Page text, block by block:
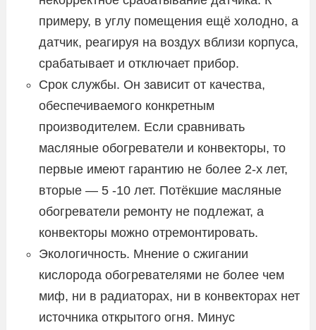
примеру, в углу помещения ещё холодно, а
датчик, реагируя на воздух вблизи корпуса,
срабатывает и отключает прибор.
Срок службы. Он зависит от качества,
обеспечиваемого конкретным
производителем. Если сравнивать
масляные обогреватели и конвекторы, то
первые имеют гарантию не более 2-х лет,
вторые — 5 -10 лет. Потёкшие масляные
обогреватели ремонту не подлежат, а
конвекторы можно отремонтировать.
Экологичность. Мнение о сжигании
кислорода обогревателями не более чем
миф, ни в радиаторах, ни в конвекторах нет
источника открытого огня. Минус